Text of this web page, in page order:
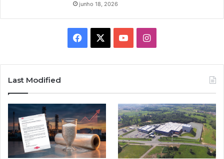
junho 18, 2026
Facebook YouTubeInstagram
Last Modified